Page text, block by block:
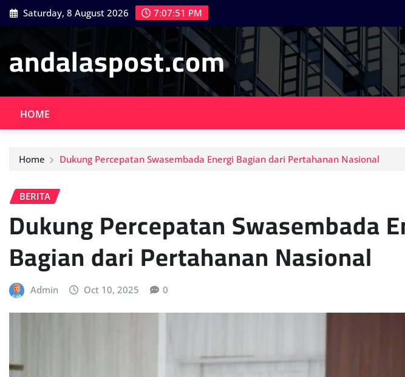
Skip
to
Saturday, 8 August 2026 7:07:52 PM
andalaspost.com
HOME
Home Dukung Percepatan Swasembada Energi Bagian dari Pertahanan Nasional
BERITA
Dukung Percepatan Swasembada
Bagian dari Pertahanan Nasional
Admin Oct 10, 2025 0